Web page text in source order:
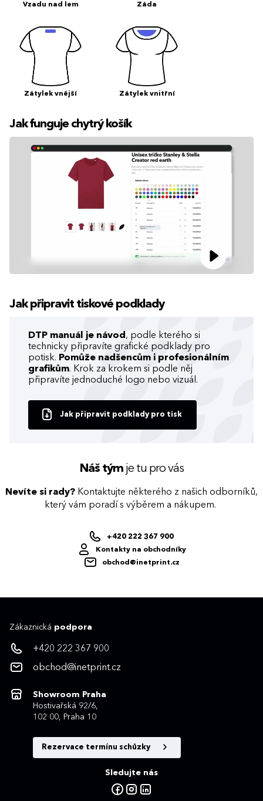
Vzadu nad lem Záda
Zátylek vnější Zátylek vnitřní
Jak funguje chytrý košík
Jak připravit tiskové podklady
DTP manuál je návod , podle kterého si
technicky připravíte grafické podklady pro
potisk. Pomůže nadšencům i profesionálním
grafikům. Krok za krokem si podle něj
připravíte jednoduché logo nebo vizuál.
Jak připravit podklady pro tisk
Náš týmje tu pro vás
Nevíte si rady? Kontaktujte některého z našich odborníků,
který vám poradí s výběrem a nákupem.
+420 222 367 900
Kontakty na obchodníky
obchod@inetprint.cz
Zákaznická podpora
+420 222 367 900
obchod@inetprint.cz
Showroom Praha
Hostivařská 92/6,
102 00, Praha 10
Rezervace termínu schůzky
Sledujte nás